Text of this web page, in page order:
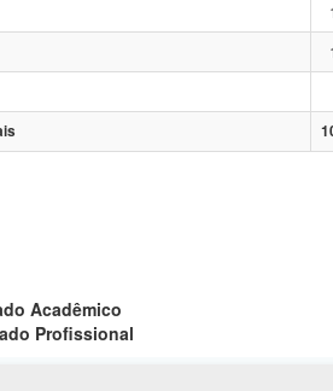
Acadêmico
Profissional